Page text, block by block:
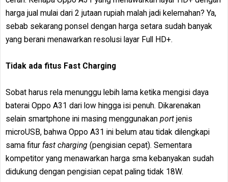
harga jual mulai dari 2 jutaan rupiah malah jadi kelemahan? Ya,
sebab sekarang ponsel dengan harga setara sudah banyak
yang berani menawarkan resolusi layar Full HD+.
Tidak ada fitus Fast Charging
Sobat harus rela menunggu lebih lama ketika mengisi daya
baterai Oppo A31 dari low hingga isi penuh. Dikarenakan
selain smartphone ini masing menggunakan port jenis
microUSB, bahwa Oppo A31 ini belum atau tidak dilengkapi
sama fitur fast charging (pengisian cepat). Sementara
kompetitor yang menawarkan harga sma kebanyakan sudah
didukung dengan pengisian cepat paling tidak 18W.